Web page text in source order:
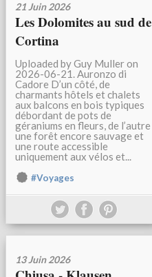
21 Juin 2026
Les Dolomites au sud de
Cortina
Uploaded by Guy Muller on
2026-06-21. Auronzo di
Cadore D’un côté, de
charmants hôtels et chalets
aux balcons en bois typiques
débordant de pots de
géraniums en fleurs, de l’autre
une forêt encore sauvage et
une route accessible
uniquement aux vélos et...
#Voyages
13 Juin 2026